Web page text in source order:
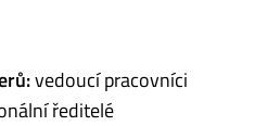
vedoucí pracovníci
ředitelé